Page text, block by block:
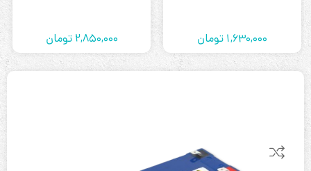
1,630,000 تومان 2,850,000 تومان